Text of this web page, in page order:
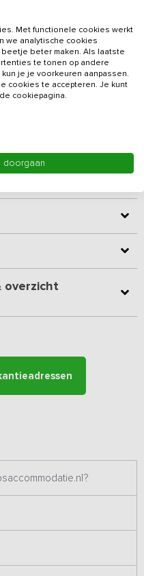
een doodlopend
De Alde Feanen. Via een
kom je bij het vakantiehuis.
ha groot laagveenmoeras
ruigten, struwelen en
families en
en een schitterende
26 bedden verdeeld over 8
leefruimte waar
moderne keuken is van vele
en oven. Aan de bar is
het genot van een wijntje.
van alles te doen. Zo
kunnen spelen, terwijl
een balletje trappen,
skelter rijden. In de
op ons platform. Het
dezelfde foto's & prijzen
overzicht
Met functionele cookies werkt
we analytische cookies
beter maken. Als laatste
te tonen op andere
je je voorkeuren aanpassen.
cookies te accepteren. Je kunt
cookiepagina.
doorgaan